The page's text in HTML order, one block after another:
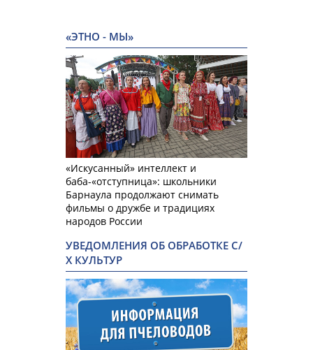
«ЭТНО - МЫ»
«Искусанный» интеллект и
баба-«отступница»: школьники
Барнаула продолжают снимать
фильмы о дружбе и традициях
народов России
УВЕДОМЛЕНИЯ ОБ ОБРАБОТКЕ С/
Х КУЛЬТУР